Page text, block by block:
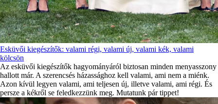
Esküvői kiegészítők: valami régi, valami új, valami kék, valami
kölcsön
Az esküvői kiegészítők hagyományáról biztosan minden menyasszony
hallott már. A szerencsés házassághoz kell valami, ami nem a miénk.
Azon kívül legyen valami, ami teljesen új, illetve valami, ami régi. És
persze a kékről se feledkezzünk meg. Mutatunk pár tippet!